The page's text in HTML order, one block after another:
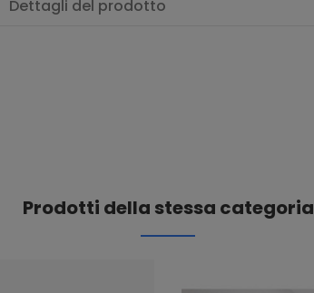
Dettagli del prodotto
Prodotti della stessa categoria